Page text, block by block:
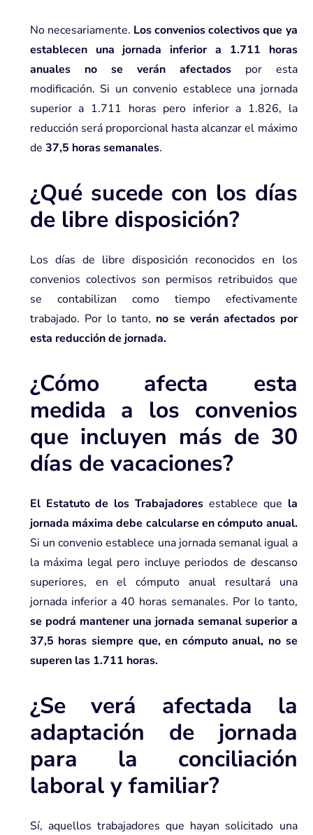
No necesariamente. Los convenios colectivos que ya
establecen una jornada inferior a 1.711 horas
anuales no se verán afectadospor esta
modificación. Si un convenio establece una jornada
superior a 1.711 horas pero inferior a 1.826, la
reducción será proporcional hasta alcanzar el máximo
de 37,5 horas semanales.
¿Qué sucede con los días
de libre disposición?
Los días de libre disposición reconocidos en los
convenios colectivos son permisos retribuidos que
se contabilizan como tiempo efectivamente
trabajado. Por lo tanto, no se verán afectados por
esta reducción de jornada.
¿Cómo afecta esta
medida a los convenios
que incluyen más de 30
días de vacaciones?
El Estatuto de los Trabajadores establece que la
jornada máxima debe calcularse en cómputo anual.
Si un convenio establece una jornada semanal igual a
la máxima legal pero incluye periodos de descanso
superiores, en el cómputo anual resultará una
jornada inferior a 40 horas semanales. Por lo tanto,
se podrá mantener una jornada semanal superior a
37,5 horas siempre que, en cómputo anual, no se
superen las 1.711 horas.
¿Se verá afectada la
adaptación de jornada
para la conciliación
laboral y familiar?
Sí, aquellos trabajadores que hayan solicitado una